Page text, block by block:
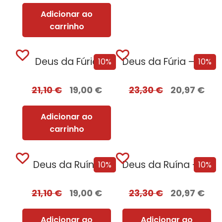
Adicionar ao
carrinho
10%
Deus da Fúria
21,10€ 19,00 €
Adicionar ao
carrinho
10%
Deus da Fúria – Edição com EDGES
23,30€ 20,97 €
10%
Deus da Ruína
21,10€ 19,00 €
10%
Deus da Ruína – Edição com EDGES
23,30€ 20,97 €